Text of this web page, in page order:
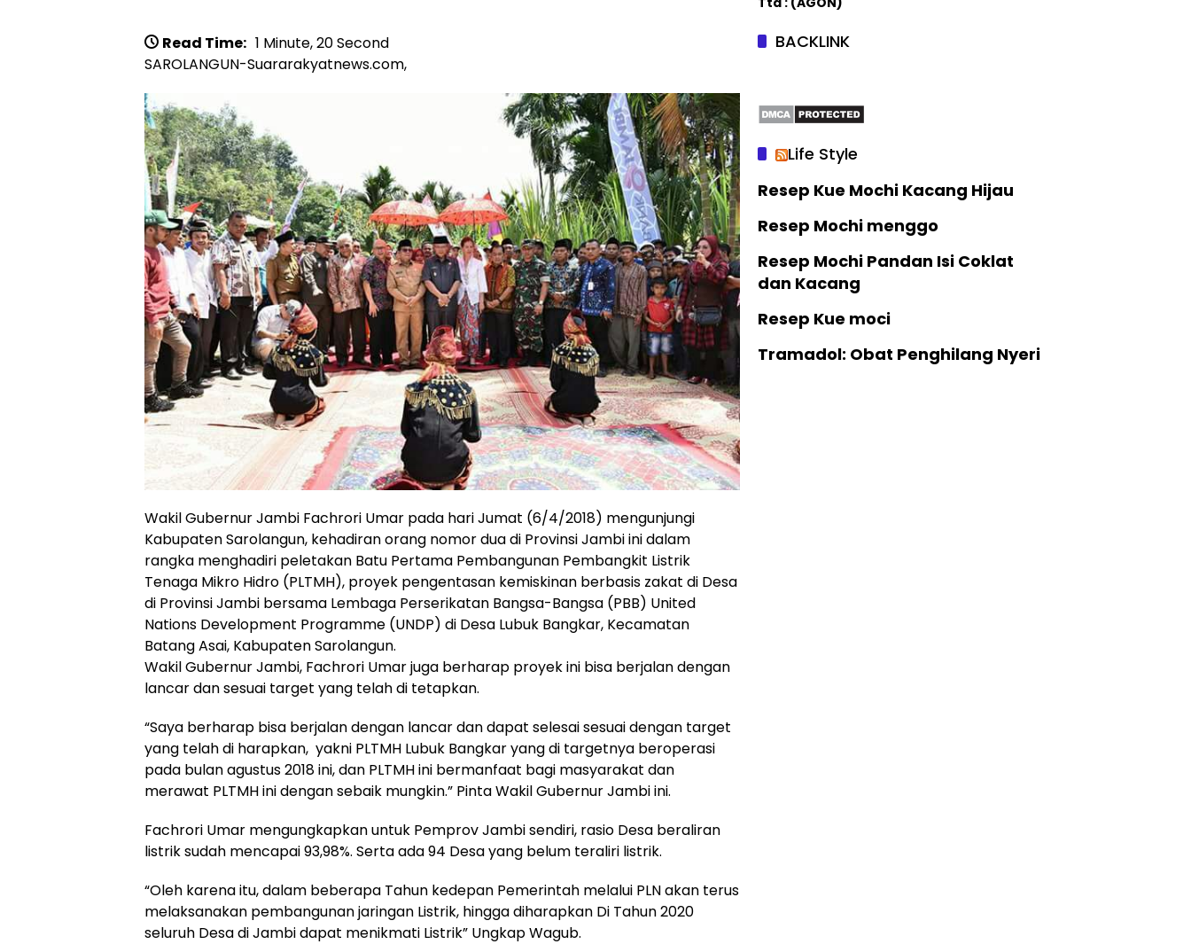
Read Time: 1 Minute, 20 Second
SAROLANGUN-Suararakyatnews.com,
Wakil Gubernur Jambi Fachrori Umar pada hari Jumat (6/4/2018) mengunjungi
Kabupaten Sarolangun, kehadiran orang nomor dua di Provinsi Jambi ini dalam
rangka menghadiri peletakan Batu Pertama Pembangunan Pembangkit Listrik
Tenaga Mikro Hidro (PLTMH), proyek pengentasan kemiskinan berbasis zakat di Desa
di Provinsi Jambi bersama Lembaga Perserikatan Bangsa-Bangsa (PBB) United
Nations Development Programme (UNDP) di Desa Lubuk Bangkar, Kecamatan
Batang Asai, Kabupaten Sarolangun.
Wakil Gubernur Jambi, Fachrori Umar juga berharap proyek ini bisa berjalan dengan
lancar dan sesuai target yang telah di tetapkan.
“Saya berharap bisa berjalan dengan lancar dan dapat selesai sesuai dengan target
yang telah di harapkan, yakni PLTMH Lubuk Bangkar yang di targetnya beroperasi
pada bulan agustus 2018 ini, dan PLTMH ini bermanfaat bagi masyarakat dan
merawat PLTMH ini dengan sebaik mungkin.” Pinta Wakil Gubernur Jambi ini.
Fachrori Umar mengungkapkan untuk Pemprov Jambi sendiri, rasio Desa beraliran
listrik sudah mencapai 93,98%. Serta ada 94 Desa yang belum teraliri listrik.
“Oleh karena itu, dalam beberapa Tahun kedepan Pemerintah melalui PLN akan terus
melaksanakan pembangunan jaringan Listrik, hingga diharapkan Di Tahun 2020
seluruh Desa di Jambi dapat menikmati Listrik” Ungkap Wagub.
BACKLINK
Life Style
Resep Kue Mochi Kacang Hijau
Resep Mochi menggo
Resep Mochi Pandan Isi Coklat
dan Kacang
Resep Kue moci
Tramadol: Obat Penghilang Nyeri